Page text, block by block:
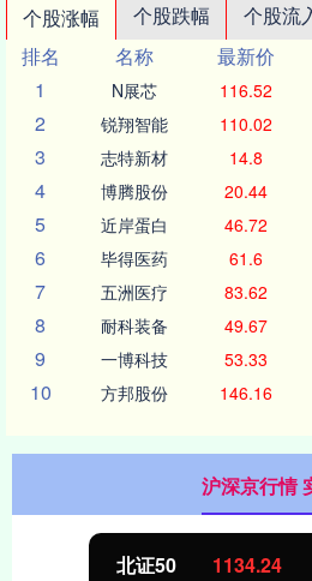
个股涨幅 个股跌幅 个股流
排名
名称 最新价
1
N展芯 116.52
2 锐翔智能 110.02
3 志特新材 14.8
4 博腾股份 20.44
5 近岸蛋白 46.72
6 毕得医药 61.6
7 五洲医疗 83.62
8 耐科装备 49.67
9 一博科技 53.33
10 方邦股份 146.16
沪深京行情
北证50 1134.24